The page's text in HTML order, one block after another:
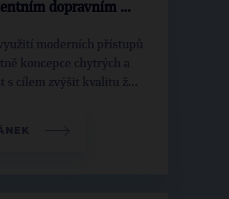
dopravním ...
moderních přístupů
koncepce chytrých a
s cílem zvýšit kvalitu ž...